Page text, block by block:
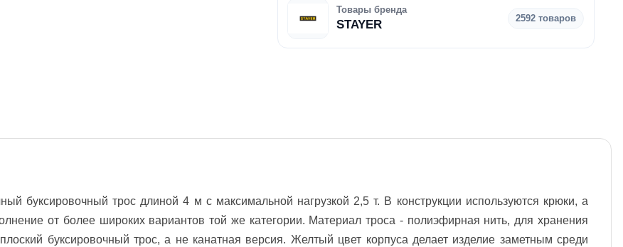
Товары бренда
STAYER 2592 товаров
буксировочный трос длиной 4 м с максимальной нагрузкой 2,5 т. В конструкции используются крюки, а
от более широких вариантов той же категории. Материал троса - полиэфирная нить, для хранения
буксировочный трос, а не канатная версия. Желтый цвет корпуса делает изделие заметным среди